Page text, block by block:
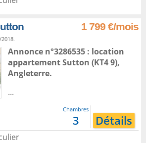
1 799 €/mois
Annonce n°3286535 : location
appartementSutton (KT4 9),
Angleterre.
...
Chambres
3 Détails